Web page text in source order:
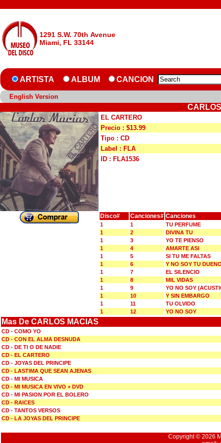
1291 S.W. 70th Avenue
Miami, FL 33144
ARTISTA ALBUM CANCION
English Version
EL CARTERO
Precio : $13.99
Tipo : CD
Label : FLA
ID : FLA1536
Disco# Canciones# Canciones
1 1
TU PERFUME
1
2
DIVINA TU
1
3
YO TE PIENSO
1
4
AMARTE ASI
1
5
SI TU ME FALTAS
1
6
Y NO SOY TU
1
7
EL SILENCIO
1
8
MIL VIDAS
1
9
YO NO SOY
1
10
Y SIN EMBARGO
1
11
TU OLVIDO
1
12 YO NO SOY
Mas De CARLOS MACIAS
CD - COMO YO
CD - CON EL ALMA DESNUDA
CD - DE TI O DE NADIE
CD - EL CARTERO
CD - JOYAS DEL PRINCIPE
CD - LASTIMA QUE SEAN AJENAS
CD - MI MUSICA
CD - MI MUSICA EN VIVO + DVD
CD - MI PASION POR EL BOLERO
CD - RAICES
CD - TANTOS VERSOS
CD - LA JOYAS DEL PRINCIPE
Copyright © 2026